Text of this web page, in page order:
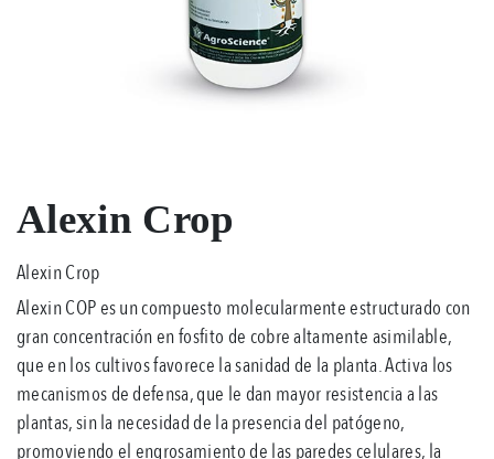
Alexin Crop
Alexin Crop
Alexin COP es un compuesto molecularmente estructurado con
gran concentración en fosfito de cobre altamente asimilable,
que en los cultivos favorece la sanidad de la planta. Activa los
mecanismos de defensa, que le dan mayor resistencia a las
plantas, sin la necesidad de la presencia del patógeno,
promoviendo el engrosamiento de las paredes celulares, la